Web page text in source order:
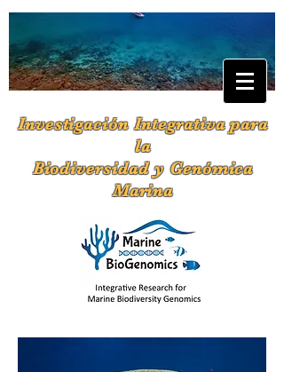
Investigación Integrativa para
la
Biodiversidad y Genómica
Marina